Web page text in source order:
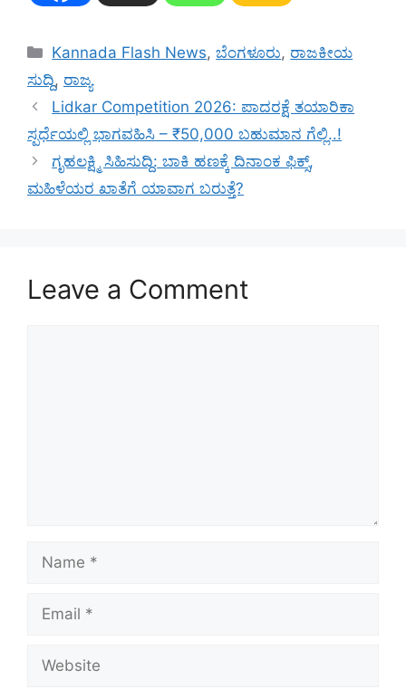
Categories
Kannada Flash News,ಬೆಂಗಳೂರು, ರಾಜಕೀಯ
ಸುದ್ದಿ, ರಾಜ್ಯ
Lidkar Competition 2026: ಪಾದರಕ್ಷೆ ತಯಾರಿಕಾ
ಸ್ಪರ್ಧೆಯಲ್ಲಿ ಭಾಗವಹಿಸಿ – ₹50,000 ಬಹುಮಾನ ಗೆಲ್ಲಿ..!
ಗೃಹಲಕ್ಷ್ಮಿ ಸಿಹಿಸುದ್ದಿ: ಬಾಕಿ ಹಣಕ್ಕೆ ದಿನಾಂಕ ಫಿಕ್ಸ್,
ಮಹಿಳೆಯರ ಖಾತೆಗೆ ಯಾವಾಗ ಬರುತ್ತೆ?
Leave a Comment